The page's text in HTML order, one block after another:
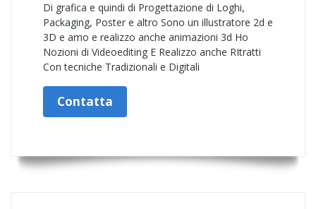
Di grafica e quindi di Progettazione di Loghi,
Packaging, Poster e altro Sono un illustratore 2d e
3D e amo e realizzo anche animazioni 3d Ho
Nozioni di Videoediting E Realizzo anche RItratti
Con tecniche Tradizionali e Digitali
Contatta